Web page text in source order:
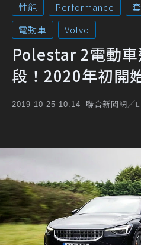
性能 Performance
電動車
Volvo
Polestar 2電動
段！2020年初開
2019-10-25 10:14 聯合新聞網／